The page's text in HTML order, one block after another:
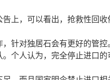
上，可以看出，抢救性回收
针对独居石会有更好的管控
个人认为，完全停止进口的